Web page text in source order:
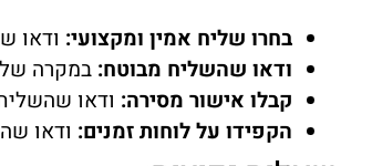
בחרו שליח אמין ומקצועי: ודאו
ודאו שהשליח מבוטח: במקרה של
קבלו אישור מסירה: ודאו
הקפידו על לוחות זמנים: ודאו